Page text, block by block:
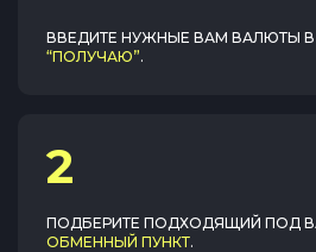
ВВЕДИТЕ НУЖНЫЕ ВАМ ВАЛЮТЫ
“ПОЛУЧАЮ”.
2
ПОДБЕРИТЕ ПОДХОДЯЩИЙ ПОД
ОБМЕННЫЙ ПУНКТ.